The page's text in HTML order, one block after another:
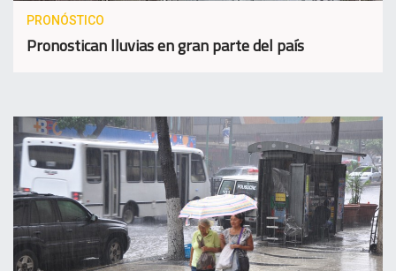
PRONÓSTICO
Pronostican lluvias en gran parte del país